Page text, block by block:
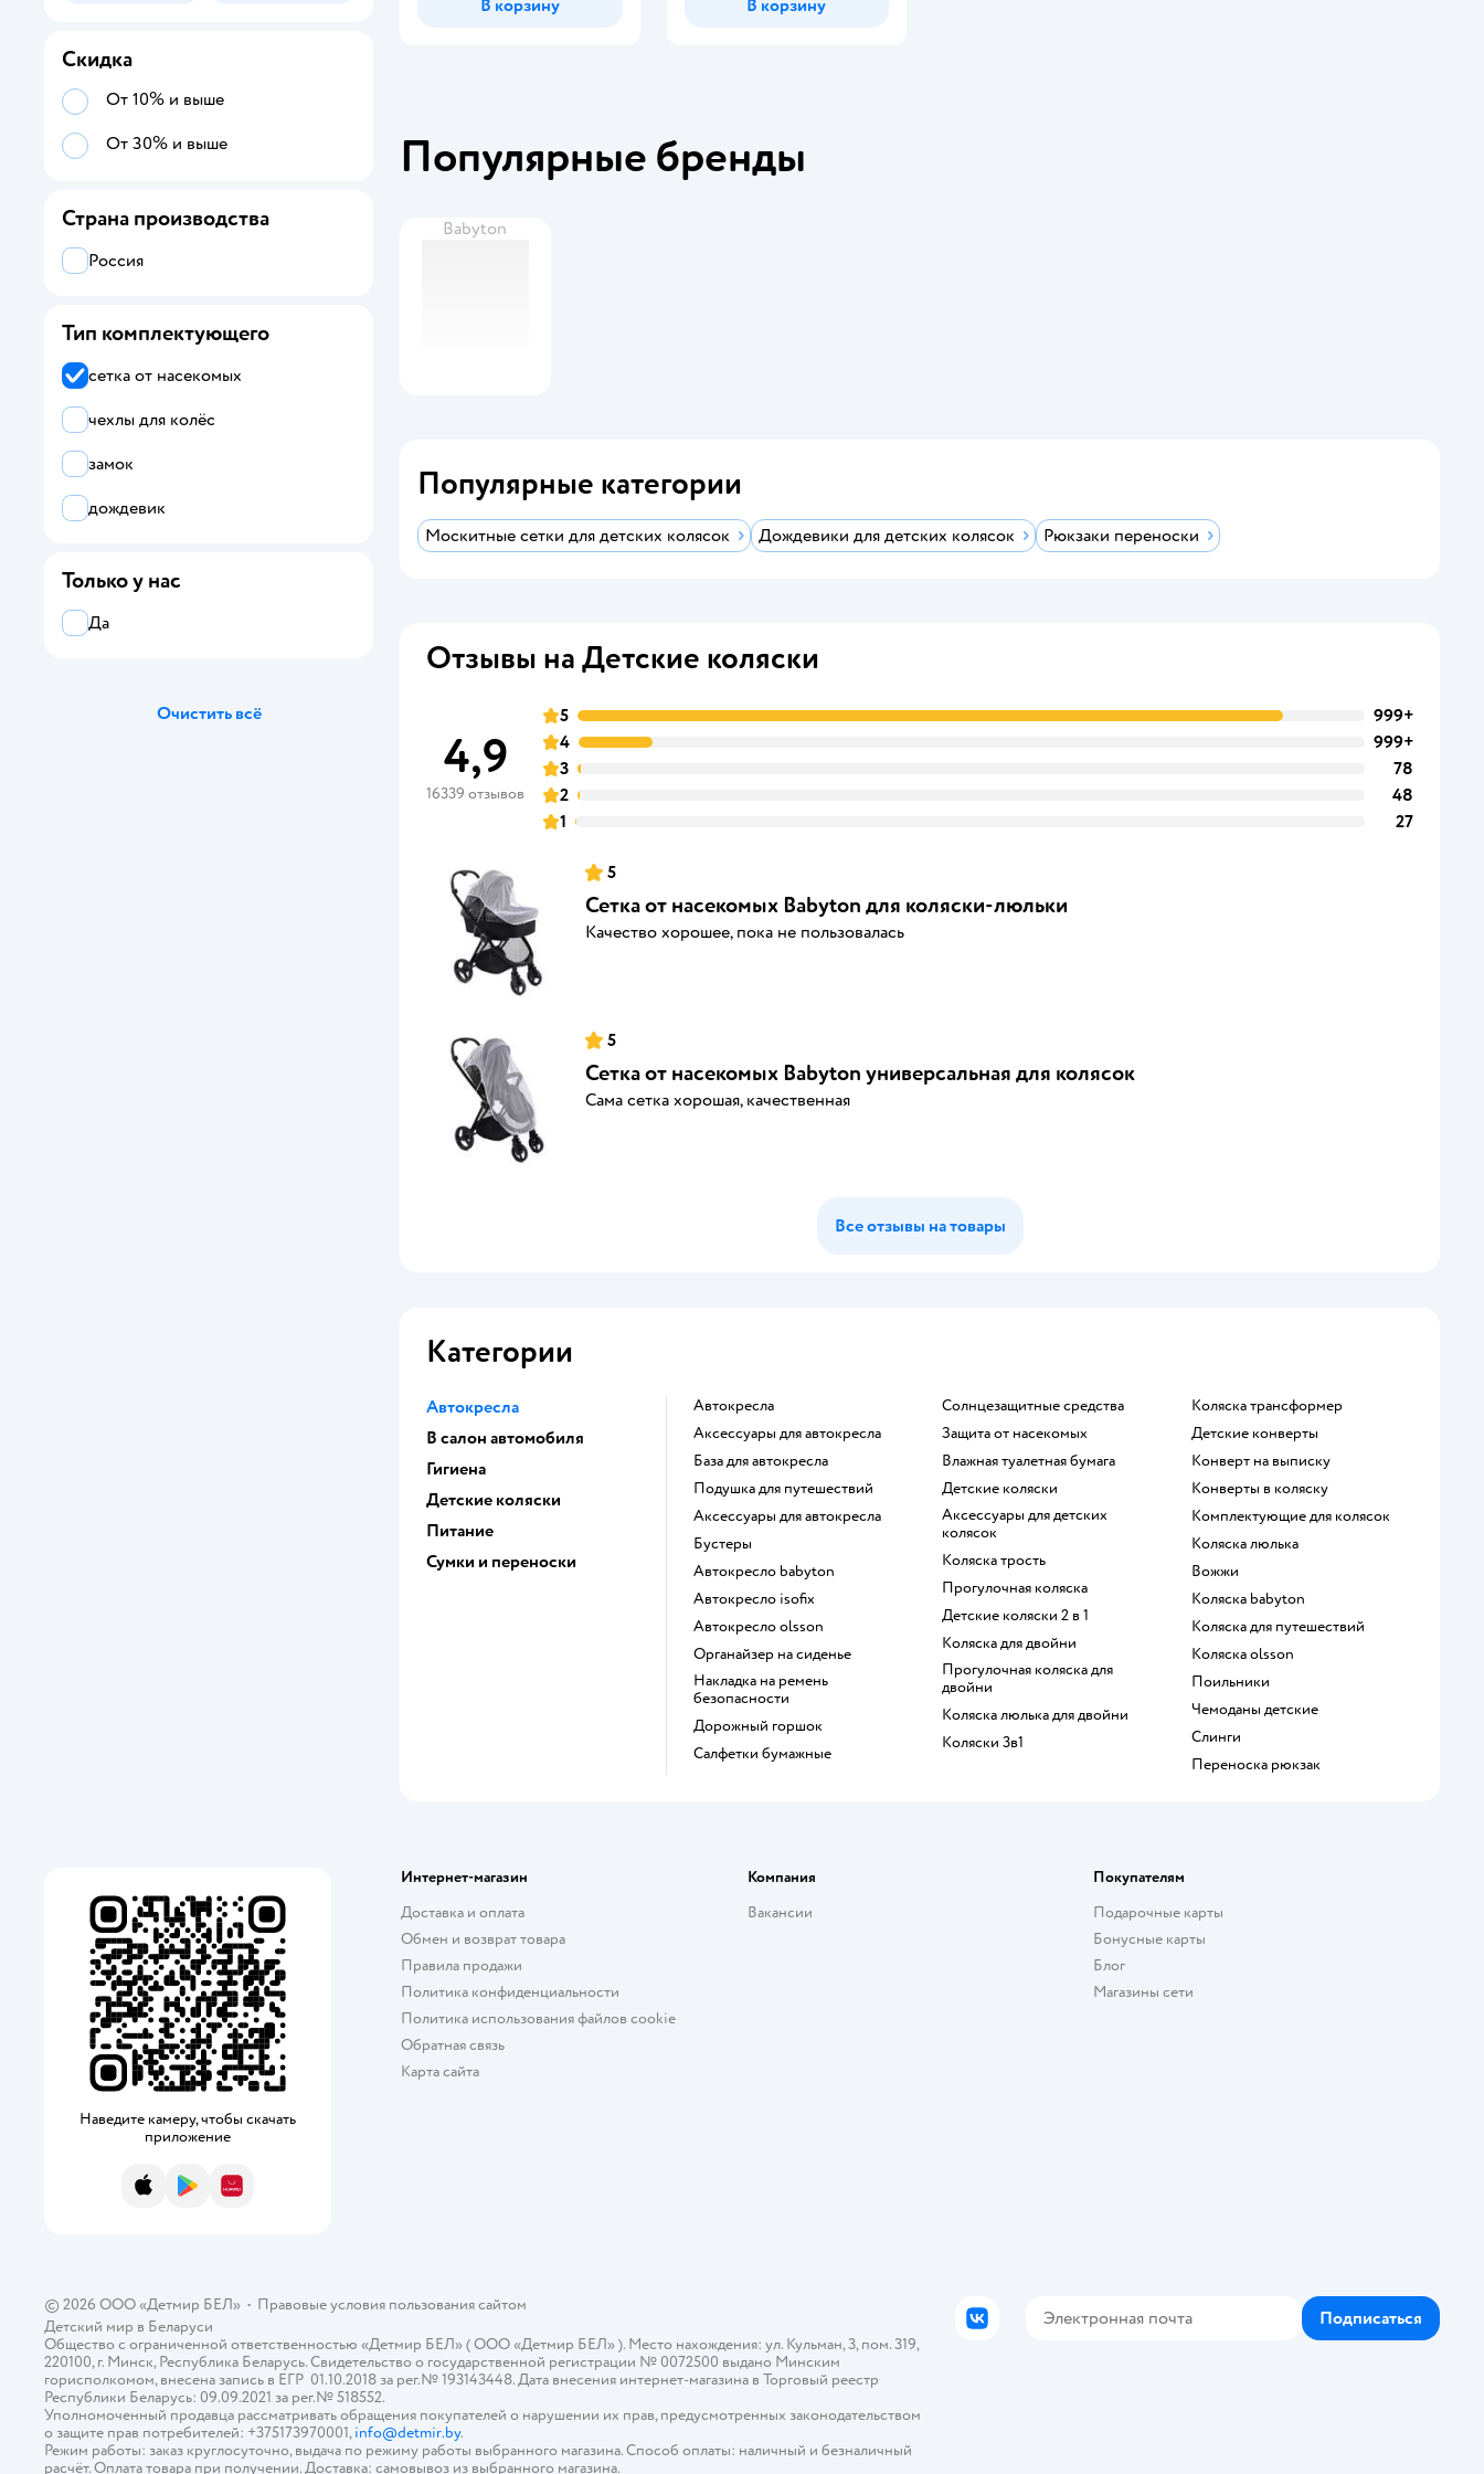
В корзину В корзину
Популярные бренды
Babyton
Популярные категории
Москитные сетки для детских колясок Дождевики для детских колясок Рюкзаки переноски
Отзывы на Детские коляски
4,9
16339 отзывов
5
999+
4
999+
3
78
2
48
1
27
5
Сетка от насекомых Babyton для коляски-люльки
Качество хорошее, пока не пользовалась
5
Сетка от насекомых Babyton универсальная для колясок
Сама сетка хорошая, качественная
Все отзывы на товары
Категории
Автокресла
В салон автомобиля
Гигиена
Детские коляски
Питание
Сумки и переноски
Автокресла
Аксессуары для автокресла
База для автокресла
Подушка для путешествий
Аксессуары для автокресла
Бустеры
Автокресло babyton
Автокресло isofix
Автокресло olsson
Органайзер на сиденье
Накладка на ремень
безопасности
Дорожный горшок
Салфетки бумажные
Солнцезащитные средства
Защита от насекомых
Влажная туалетная бумага
Детские коляски
Аксессуары для детских
колясок
Коляска трость
Прогулочная коляска
Детские коляски 2 в 1
Коляска для двойни
Прогулочная коляска для
двойни
Коляска люлька для двойни
Коляски 3в1
Коляска трансформер
Детские конверты
Конверт на выписку
Конверты в коляску
Комплектующие для колясок
Коляска люлька
Вожжи
Коляска babyton
Коляска для путешествий
Коляска olsson
Поильники
Чемоданы детские
Слинги
Переноска рюкзак
Скидка
От 10% и выше
От 30% и выше
Страна производства
Россия
Тип комплектующего
сетка от насекомых
чехлы для колёс
замок
дождевик
Только у нас
Да
Очистить всё
Наведите камеру, чтобы скачать
приложение
App StoreGoogle PlayAppGallery
Интернет-магазин
Доставка и оплата
Обмен и возврат товара
Правила продажи
Политика конфиденциальности
Политика использования файлов cookie
Обратная связь
Карта сайта
Компания
Вакансии
Покупателям
Подарочные карты
Бонусные карты
Блог
Магазины сети
© 2026 ООО «Детмир БЕЛ» • Правовые условия пользования сайтом
Детский мир в Беларуси
Общество с ограниченной ответственностью «Детмир БЕЛ» ( ООО «Детмир БЕЛ» ). Место нахождения: ул. Кульман, 3, пом. 319,
220100, г. Минск, Республика Беларусь. Свидетельство о государственной регистрации № 0072500 выдано Минским
горисполкомом, внесена запись в ЕГР 01.10.2018 за рег.№ 193143448. Дата внесения интернет-магазина в Торговый реестр
Республики Беларусь: 09.09.2021 за рег.№ 518552.
Уполномоченный продавца рассматривать обращения покупателей о нарушении их прав, предусмотренных законодательством
о защите прав потребителей: +375173970001,info@detmir.by.
Режим работы: заказ круглосуточно, выдача по режиму работы выбранного магазина. Способ оплаты: наличный и безналичный
расчёт. Оплата товара при получении. Доставка: самовывоз из выбранного магазина.
ВКонтакте Подписаться